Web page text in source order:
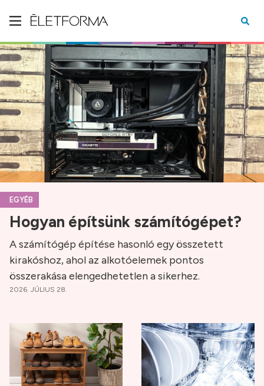
EGYÉB
Hogyan építsünk számítógépet?
A számítógép építése hasonló egy összetett
kirakóshoz, ahol az alkotóelemek pontos
összerakása elengedhetetlen a sikerhez.
2026. JÚLIUS 28.